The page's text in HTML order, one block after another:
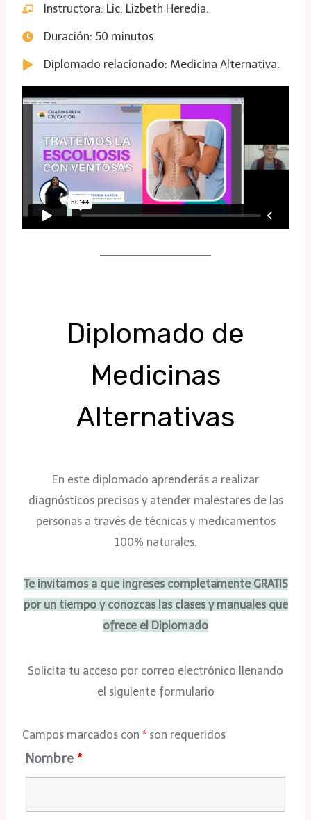
Instructora: Lic. Lizbeth Heredia.
Duración: 50 minutos.
Diplomado relacionado: Medicina Alternativa.
Diplomado de
Medicinas
Alternativas
En este diplomado aprenderás a realizar
diagnósticos precisos y atender malestares de las
personas a través de técnicas y medicamentos
100% naturales.
Te invitamos a que ingreses completamente GRATIS
por un tiempo y conozcas las clases y manuales que
ofrece el Diplomado
Solicita tu acceso por correo electrónico llenando
el siguiente formulario
Campos marcados con * son requeridos
Nombre *